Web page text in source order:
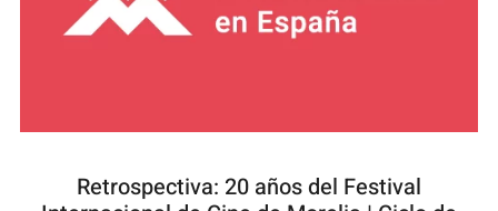
Retrospectiva: 20 años del Festival